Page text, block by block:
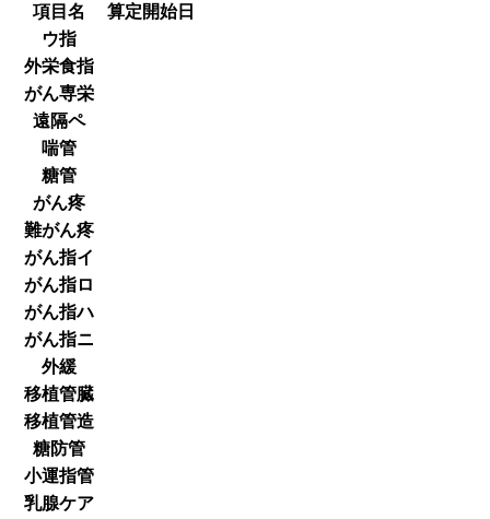
項目名
算定開始日
ウ指
外栄食指
がん専栄
遠隔ペ
喘管
糖管
がん疼
難がん疼
がん指イ
がん指ロ
がん指ハ
がん指ニ
外緩
移植管臓
移植管造
糖防管
小運指管
乳腺ケア